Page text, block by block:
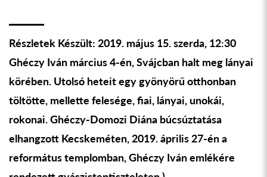
Részletek Készült: 2019. május 15. szerda, 12:30
Ghéczy Iván március 4-én, Svájcban halt meg lányai
körében. Utolsó heteit egy gyönyörű otthonban
töltötte, mellette felesége, fiai, lányai, unokái,
rokonai. Ghéczy-Domozi Diána búcsúztatása
elhangzott Kecskeméten, 2019. április 27-én a
református templomban, Ghéczy Iván emlékére